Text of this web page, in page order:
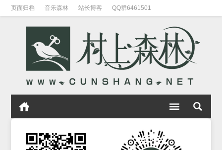
页面归档 音乐森林 站长博客 QQ群6461501